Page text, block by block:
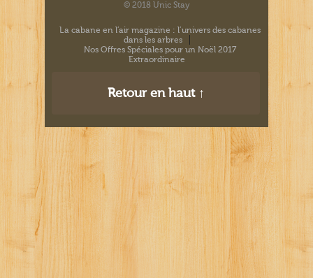
© 2018 Unic Stay
La cabane en l’air magazine : l’univers des cabanes
dans les arbres
Nos Offres Spéciales pour un Noël 2017
Extraordinaire
Retour en haut ↑